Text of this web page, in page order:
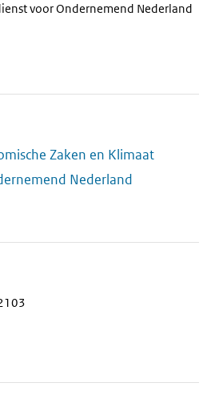
voor Ondernemend Nederland
Zaken en Klimaat
Nederland